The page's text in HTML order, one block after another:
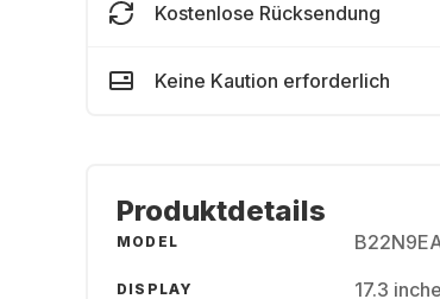
Kostenlose Rücksendung
Keine Kaution erforderlich
Produktdetails
MODEL
DISPLAY 17.3